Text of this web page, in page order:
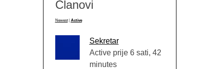
Članovi
Newest | Active
Sekretar
Active prije 6 sati, 42
minutes